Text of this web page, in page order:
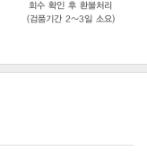
회수 확인 후 환불처리
(검품기간 2~3일 소요)